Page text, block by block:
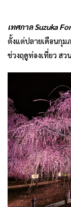
เทศกาลSuzuka
ตั้งแต่ปลายเดือนกุม
ช่วงฤดูท่องเที่ยว สว